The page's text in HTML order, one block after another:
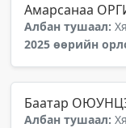
Амарсанаа
Албан тушаал:
2025 өөрийн
Баатар
Албан тушаал: